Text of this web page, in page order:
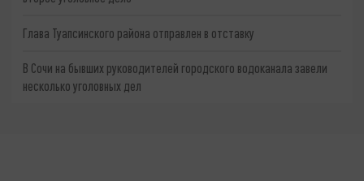
Глава Туапсинского района отправлен в отставку
В Сочи на бывших руководителей городского водоканала завели
несколько уголовных дел